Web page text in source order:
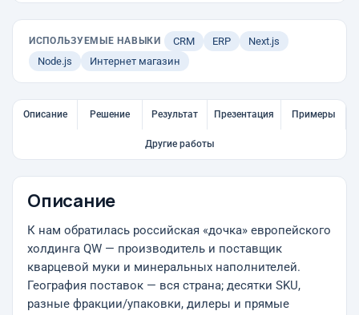
ИСПОЛЬЗУЕМЫЕ НАВЫКИ CRM ERP
Next.js
Node.js
Интернет магазин
Описание Решение Результат Презентация Примеры
Другие работы
Описание
К нам обратилась российская «дочка» европейского
холдинга QW — производитель и поставщик
кварцевой муки и минеральных наполнителей.
География поставок — вся страна; десятки SKU,
разные фракции/упаковки, дилеры и прямые